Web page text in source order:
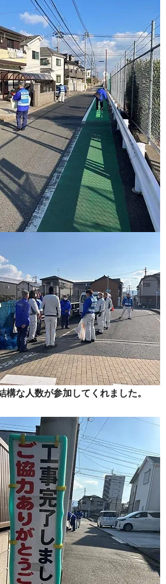
構な人数が参加してくれました。